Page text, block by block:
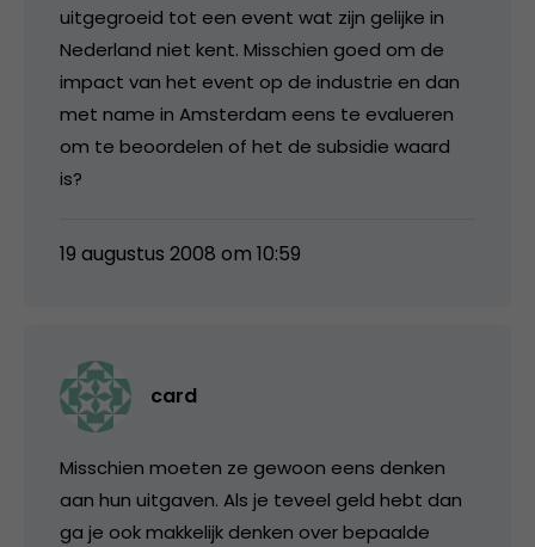
uitgegroeid tot een event wat zijn gelijke in
Nederland niet kent. Misschien goed om de
impact van het event op de industrie en dan
met name in Amsterdam eens te evalueren
om te beoordelen of het de subsidie waard
is?
19 augustus 2008 om 10:59
card
Misschien moeten ze gewoon eens denken
aan hun uitgaven. Als je teveel geld hebt dan
ga je ook makkelijk denken over bepaalde